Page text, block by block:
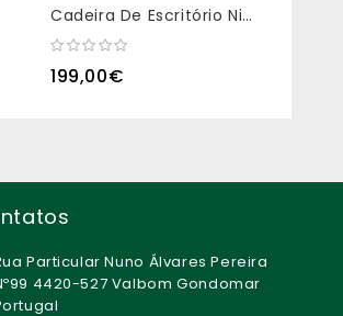
Cadeira De Escritório Nilo
199,00€
Particular Nuno Álvares Pereira
4420-527 Valbom Gondomar